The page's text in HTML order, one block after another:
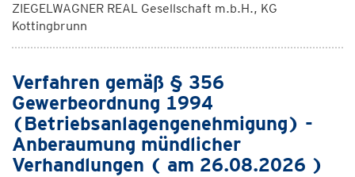
ZIEGELWAGNER REAL Gesellschaft m.b.H., KG
Kottingbrunn
Verfahren gemäß § 356
Gewerbeordnung 1994
(Betriebsanlagengenehmigung) -
Anberaumung mündlicher
Verhandlungen ( am 26.08.2026 )